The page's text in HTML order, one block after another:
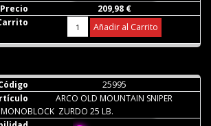
209,98 €
Añadir al Carrito
25995
ARCO OLD MOUNTAIN SNIPER
MONOBLOCK ZURDO 25 LB.